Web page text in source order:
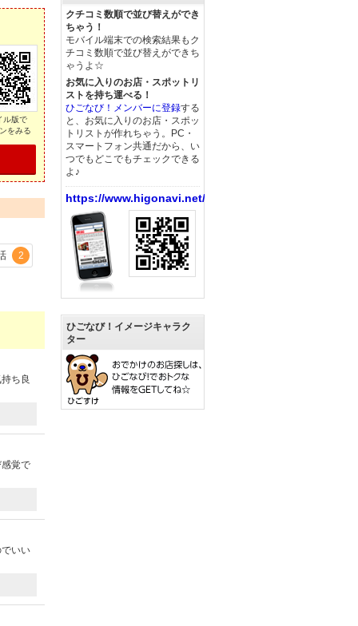
ル版で
をみる
2
ち良
覚で
いい
クチコミ数順で並び替えができ
ちゃう！
モバイル端末での検索結果もク
チコミ数順で並び替えができち
ゃうよ☆
お気に入りのお店・スポットリ
ストを持ち運べる！
ひごなび！メンバーに登録する
と、お気に入りのお店・スポッ
トリストが作れちゃう。PC・
スマートフォン共通だから、い
つでもどこでもチェックできる
よ♪
https://www.higonavi.net/
ひごなび！イメージキャラク
ター